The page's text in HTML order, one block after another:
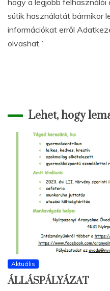
hogy a legjobb
sütik használatát bármikor
információkat erről
olvashat.”
Lehet, hogy
Aktuális
ÁLLÁSPÁLYÁZAT